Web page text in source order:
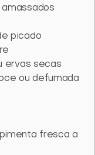
picado
ervas secas
ou defumada
fresca a